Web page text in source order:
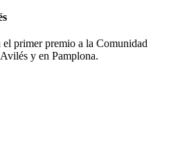
primer premio a la Comunidad
y en Pamplona.